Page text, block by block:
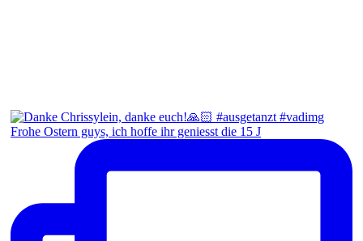
Frohe Ostern guys, ich hoffe ihr geniesst die 15 J